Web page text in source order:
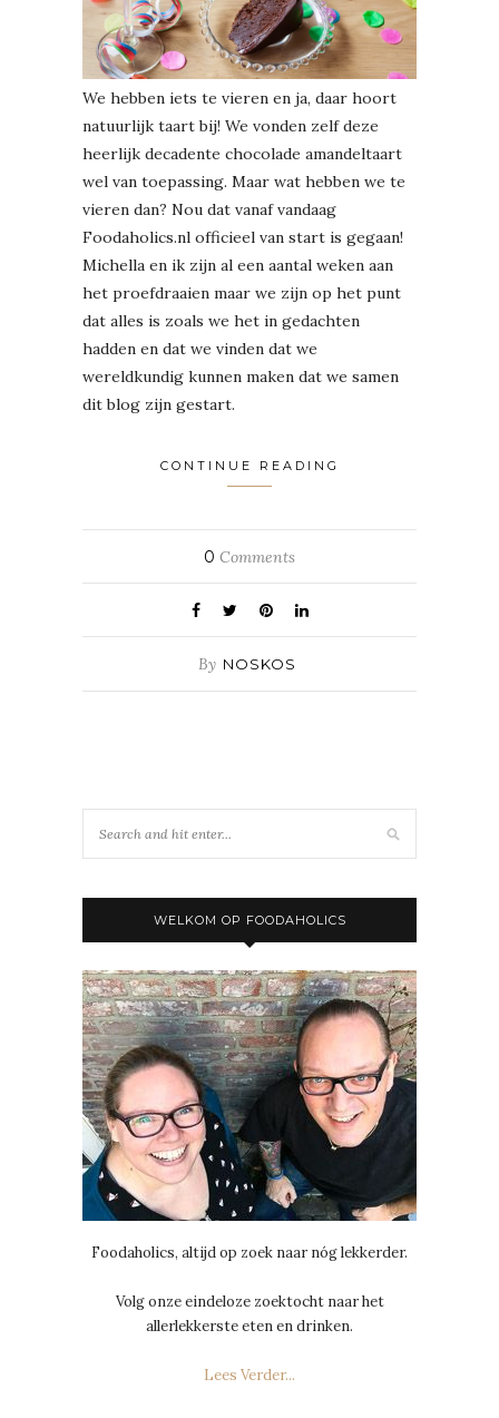
We hebben iets te vieren en ja, daar hoort
natuurlijk taart bij! We vonden zelf deze
heerlijk decadente chocolade amandeltaart
wel van toepassing. Maar wat hebben we te
vieren dan? Nou dat vanaf vandaag
Foodaholics.nl officieel van start is gegaan!
Michella en ik zijn al een aantal weken aan
het proefdraaien maar we zijn op het punt
dat alles is zoals we het in gedachten
hadden en dat we vinden dat we
wereldkundig kunnen maken dat we samen
dit blog zijn gestart.
CONTINUE READING
0 Comments
By NOSKOS
WELKOM OP FOODAHOLICS
Foodaholics, altijd op zoek naar nóg lekkerder.
Volg onze eindeloze zoektocht naar het
allerlekkerste eten en drinken.
Lees Verder...